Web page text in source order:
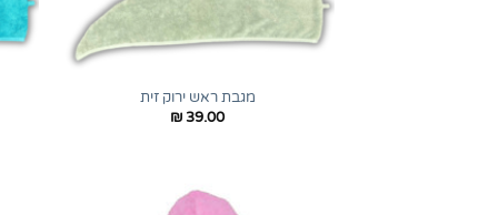
+
מגבת ראש ירוק זית
₪39.00